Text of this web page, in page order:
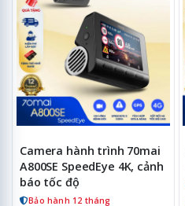
Camera hành trình 70mai
A800SE SpeedEye 4K, cảnh
báo tốc độ
Bảo hành 12 tháng